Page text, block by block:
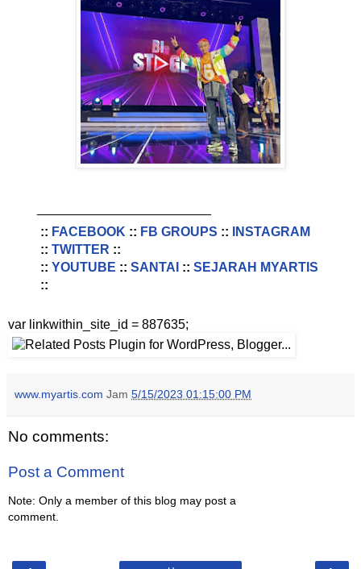
:: FACEBOOK :: FB GROUPS ::
INSTAGRAM
:: TWITTER ::
:: YOUTUBE :: SANTAI :: SEJARAH MYARTIS
::
var linkwithin_site_id = 887635;
www.myartis.com Jam 5/15/2023 01:15:00 PM
No comments:
Post a Comment
Note: Only a member of this blog may post a
comment.